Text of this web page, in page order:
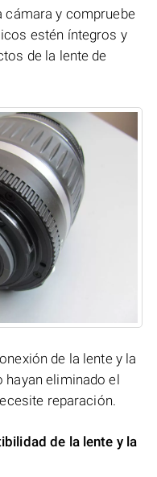
cámara y compruebe
estén íntegros y
de la lente de
de la lente y la
hayan eliminado el
reparación.
de la lente y la